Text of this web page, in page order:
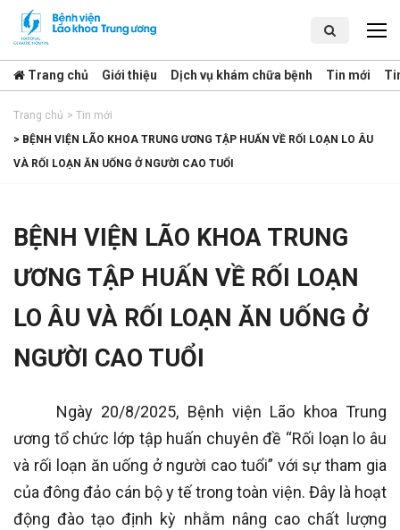
Trang chủ Giới thiệu Dịch vụ khám chữa bệnh Tin mới
Trang chủ > Tin mới
> BỆNH VIỆN LÃO KHOA TRUNG ƯƠNG TẬP HUẤN VỀ RỐI LOẠN LO ÂU
VÀ RỐI LOẠN ĂN UỐNG Ở NGƯỜI CAO TUỔI
BỆNH VIỆN LÃO KHOA TRUNG
ƯƠNG TẬP HUẤN VỀ RỐI LOẠN
LO ÂU VÀ RỐI LOẠN ĂN UỐNG Ở
NGƯỜI CAO TUỔI
Ngày 20/8/2025, Bệnh viện Lão khoa Trung
ương tổ chức lớp tập huấn chuyên đề “Rối loạn lo âu
và rối loạn ăn uống ở người cao tuổi” với sự tham gia
của đông đảo cán bộ y tế trong toàn viện. Đây là hoạt
động đào tạo định kỳ nhằm nâng cao chất lượng